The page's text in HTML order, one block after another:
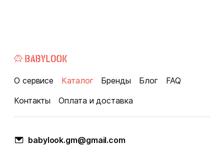
О сервисе Каталог Бренды Блог
FAQ
Контакты
Оплата и доставка
babylook.gm@gmail.com